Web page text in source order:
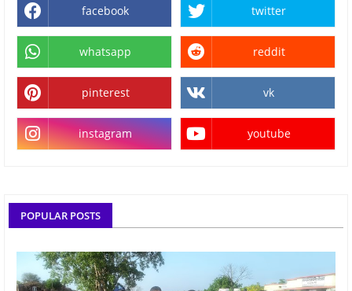
facebook twitter
whatsapp reddit
pinterest vk
instagram youtube
POPULAR POSTS